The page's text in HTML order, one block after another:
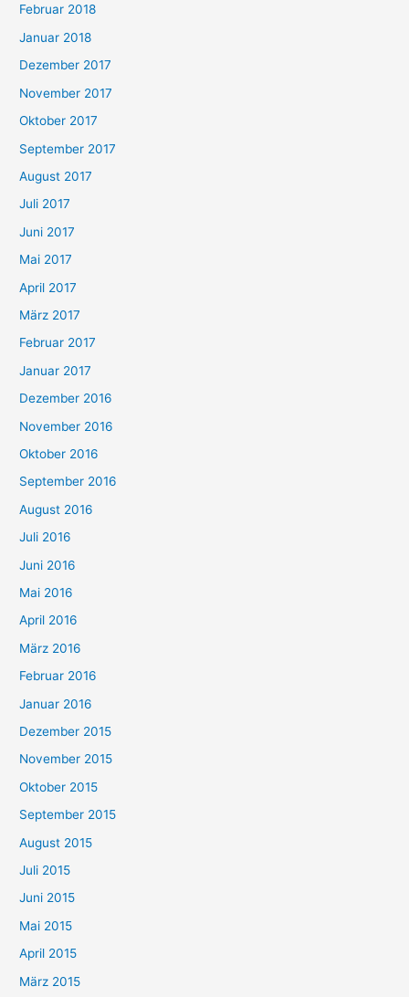
Februar 2018
Januar 2018
Dezember 2017
November 2017
Oktober 2017
September 2017
August 2017
Juli 2017
Juni 2017
Mai 2017
April 2017
März 2017
Februar 2017
Januar 2017
Dezember 2016
November 2016
Oktober 2016
September 2016
August 2016
Juli 2016
Juni 2016
Mai 2016
April 2016
März 2016
Februar 2016
Januar 2016
Dezember 2015
November 2015
Oktober 2015
September 2015
August 2015
Juli 2015
Juni 2015
Mai 2015
April 2015
März 2015